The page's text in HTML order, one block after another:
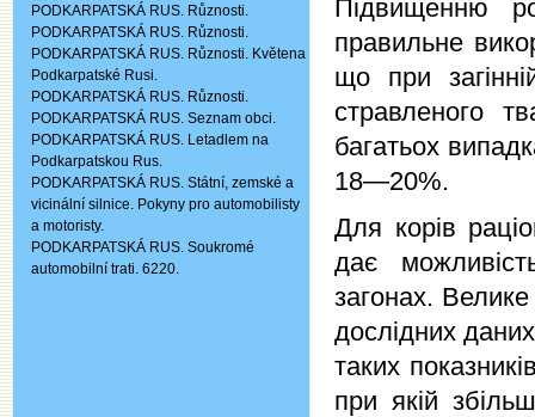
PODKARPATSKÁ RUS. Různosti.
PODKARPATSKÁ RUS. Různosti.
PODKARPATSKÁ RUS. Různosti. Květena
Podkarpatské Rusi.
PODKARPATSKÁ RUS. Různosti.
PODKARPATSKÁ RUS. Seznam obci.
PODKARPATSKÁ RUS. Letadlem na
Podkarpatskou Rus.
PODKARPATSKÁ RUS. Státní, zemské a
vicinální silnice. Pokyny pro automobilisty
a motoristy.
PODKARPATSKÁ RUS. Soukromé
automobilní trati. 6220.
Підвищенню
правильне
що при
стравленого
багатьох
18—20%.
Для корів
дає
загонах. Велике
дослідних
таких
при якій